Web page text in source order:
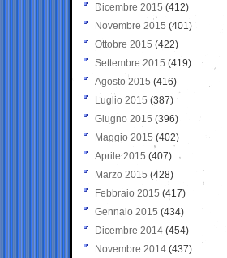
Dicembre 2015 (412)
Novembre 2015 (401)
Ottobre 2015 (422)
Settembre 2015 (419)
Agosto 2015 (416)
Luglio 2015 (387)
Giugno 2015 (396)
Maggio 2015 (402)
Aprile 2015 (407)
Marzo 2015 (428)
Febbraio 2015 (417)
Gennaio 2015 (434)
Dicembre 2014 (454)
Novembre 2014 (437)